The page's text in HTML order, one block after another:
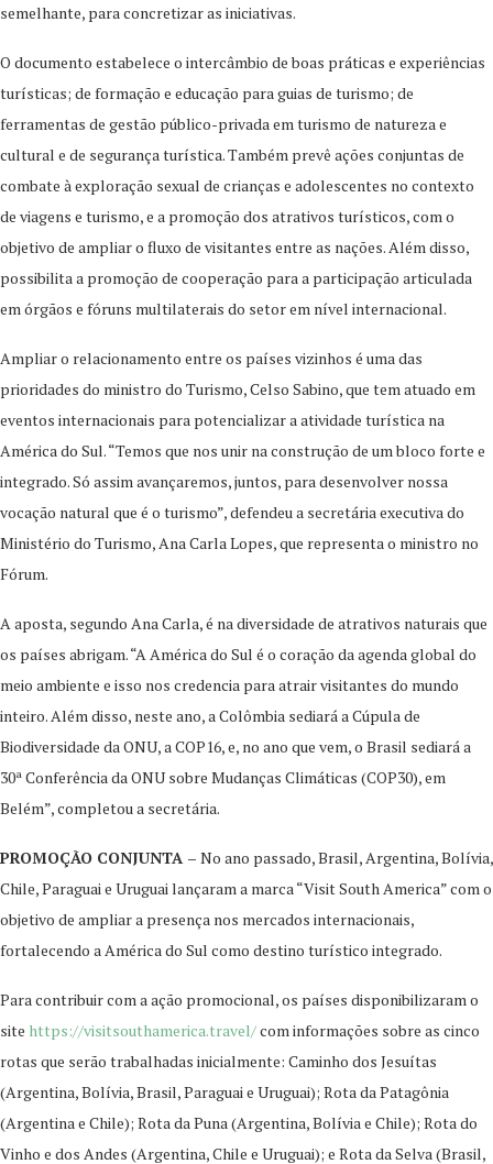
semelhante, para concretizar as iniciativas.
O documento estabelece o intercâmbio de boas práticas e experiências
turísticas; de formação e educação para guias de turismo; de
ferramentas de gestão público-privada em turismo de natureza e
cultural e de segurança turística. Também prevê ações conjuntas de
combate à exploração sexual de crianças e adolescentes no contexto
de viagens e turismo, e a promoção dos atrativos turísticos, com o
objetivo de ampliar o fluxo de visitantes entre as nações. Além disso,
possibilita a promoção de cooperação para a participação articulada
em órgãos e fóruns multilaterais do setor em nível internacional.
Ampliar o relacionamento entre os países vizinhos é uma das
prioridades do ministro do Turismo, Celso Sabino, que tem atuado em
eventos internacionais para potencializar a atividade turística na
América do Sul. “Temos que nos unir na construção de um bloco forte e
integrado. Só assim avançaremos, juntos, para desenvolver nossa
vocação natural que é o turismo”, defendeu a secretária executiva do
Ministério do Turismo, Ana Carla Lopes, que representa o ministro no
Fórum.
A aposta, segundo Ana Carla, é na diversidade de atrativos naturais que
os países abrigam. “A América do Sul é o coração da agenda global do
meio ambiente e isso nos credencia para atrair visitantes do mundo
inteiro. Além disso, neste ano, a Colômbia sediará a Cúpula de
Biodiversidade da ONU, a COP16, e, no ano que vem, o Brasil sediará a
30ª Conferência da ONU sobre Mudanças Climáticas (COP30), em
Belém”, completou a secretária.
PROMOÇÃO CONJUNTA – No ano passado, Brasil, Argentina, Bolívia,
Chile, Paraguai e Uruguai lançaram a marca “Visit South America” com o
objetivo de ampliar a presença nos mercados internacionais,
fortalecendo a América do Sul como destino turístico integrado.
Para contribuir com a ação promocional, os países disponibilizaram o
site https://visitsouthamerica.travel/com informações sobre as cinco
rotas que serão trabalhadas inicialmente: Caminho dos Jesuítas
(Argentina, Bolívia, Brasil, Paraguai e Uruguai); Rota da Patagônia
(Argentina e Chile); Rota da Puna (Argentina, Bolívia e Chile); Rota do
Vinho e dos Andes (Argentina, Chile e Uruguai); e Rota da Selva (Brasil,